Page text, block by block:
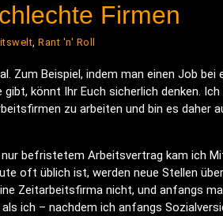
Firmen
, Rant 'n' Roll
Zum Beispiel, indem man einen Job
könnt Ihr Euch sicherlich denken.
zu arbeiten und bin es daher
befristetem Arbeitsvertrag kam ich
oft üblich ist, werden neue Stellen
Zeitarbeitsfirma nicht, und anfangs
ich – nachdem ich anfangs